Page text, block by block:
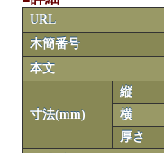
URL
木簡番号
本文
寸法(mm)
縦
横
厚さ